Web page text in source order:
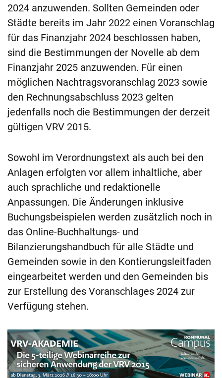
2024 anzuwenden. Sollten Gemeinden oder
Städte bereits im Jahr 2022 einen Voranschlag
für das Finanzjahr 2024 beschlossen haben,
sind die Bestimmungen der Novelle ab dem
Finanzjahr 2025 anzuwenden. Für einen
möglichen Nachtragsvoranschlag 2023 sowie
den Rechnungsabschluss 2023 gelten
jedenfalls noch die Bestimmungen der derzeit
gültigen VRV 2015.
Sowohl im Verordnungstext als auch bei den
Anlagen erfolgten vor allem inhaltliche, aber
auch sprachliche und redaktionelle
Anpassungen. Die Änderungen inklusive
Buchungsbeispielen werden zusätzlich noch in
das Online-Buchhaltungs- und
Bilanzierungshandbuch für alle Städte und
Gemeinden sowie in den Kontierungsleitfaden
eingearbeitet werden und den Gemeinden bis
zur Erstellung des Voranschlages 2024 zur
Verfügung stehen.